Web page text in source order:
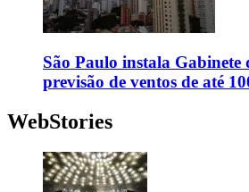
São Paulo instala Gabinete
previsão de ventos de até
WebStories